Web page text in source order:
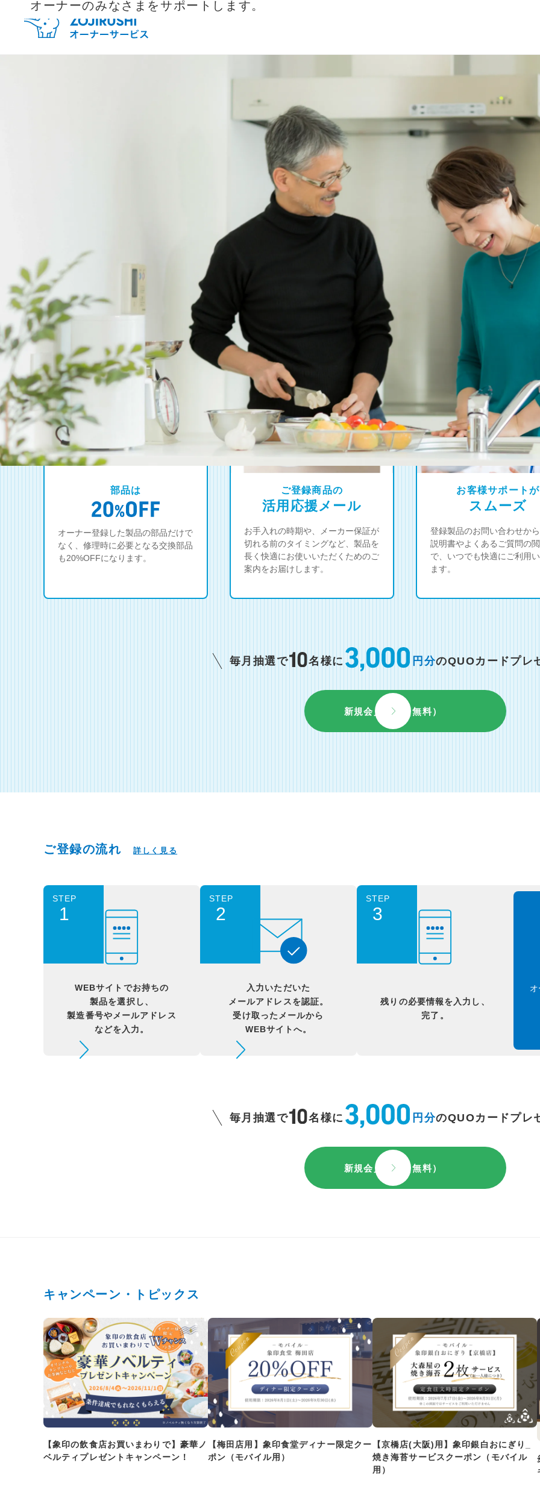
オーナーのみなさまをサポートします。
毎月抽選で 名様に 円分のQUOカードプレ
新規会員登録（無料） ログイン
※新規会員登録または追加製品登録をいただいた方が対象です
※オーナーサービスは日本国内にお住まいの個人の方向けサービスとなりま
オーナー限定！ つの登録特典
部品は
オーナー登録した製品の部品だけで
なく、修理時に必要となる交換部品
も20%OFFになります。
ご登録商品の
活用応援メール
お手入れの時期や、メーカー保証が
切れる前のタイミングなど、製品を
長く快適にお使いいただくためのご
案内をお届けします。
お客様サポートが
スムーズ
登録製品のお問い合わせか
説明書やよくあるご質問の
で、いつでも快適にご利用
ます。
毎月抽選で 名様に 円分のQUOカードプレ
新規会員登録（無料）
ご登録の流れ 詳しく見る
STEP
1
WEBサイトでお持ちの
製品を選択し、
製造番号やメールアドレス
などを入力。
STEP
2
入力いただいた
メールアドレスを認証。
受け取ったメールから
WEBサイトへ。
STEP
3
残りの必要情報を入力し、
完了。
毎月抽選で 名様に 円分のQUOカードプレ
新規会員登録（無料）
キャンペーン・トピックス
【象印の飲食店お買いまわりで】豪華ノ
ベルティプレゼントキャンペーン！
【梅田店用】象印食堂ディナー限定クー
ポン（モバイル用）
【京橋店(大阪)用】象印銀白おにぎり_
焼き海苔サービスクーポン（モバイル
用）